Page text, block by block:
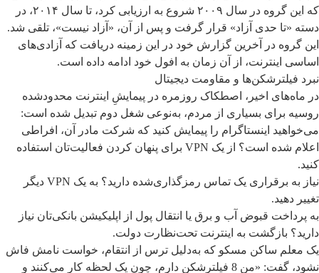
که این گروه در سال ۲۰۰۹ شروع به ارزیابی کرد، تا سال ۲۰۱۴، در
دسته «تا حدی آزاد» قرار گرفت و پس از آن، «آزاد نیست»، تلقی شد.
این گروه در آخرین گزارش خود در این زمینه دریافت که آزادی‌های
اساسی اینترنت، از آن زمان به افول خود ادامه داده است.
نبرد فیلترشکن‌ها و مقاومت دیجیتال
در ماه‌های اخیر، اصطکاک روزمره در پیمایشِ اینترنت محدودشده
روسیه برای بسیاری از مردم، به‌نوعی شغل دوم تبدیل شده است:
می‌خواهید اینستاگرام را پیمایش کنید که شرکت مادر آن، افراطی
اعلام شده است؟ از یک VPN برای پنهان کردن فعالیت‌تان استفاده
کنید.
نیاز به برقراری یک تماس رمزگذاری‌شده دارید؟ به یک VPN دیگر
تغییر دهید.
به پرداخت قبوض آب و برق یا انتقال پول از اپلیکیشن بانکی‌تان نیاز
دارید؟ بازگشت به اینترنت تحت‌نظارت دولت.
یک معلم ساکن مسکو که به‌دلیل ترس از انتقام، خواست نامش فاش
نشود، گفت: «من 8 فیلترشکن دارم، چون یک لحظه کار می‌کنند و